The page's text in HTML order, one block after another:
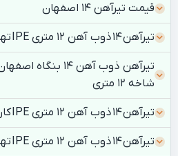
قیمت تیرآهن 14 اصفهان
تیرآهن 14 ذوب آهن 12 متری IPE تهران
تیرآهن ذوب آهن 14 بنگاه
شاخه 12 متری
تیرآهن 14 ذوب آهن 12 متری IPE کارخانه
تیرآهن 14 ذوب آهن 12 متری IPE تهران